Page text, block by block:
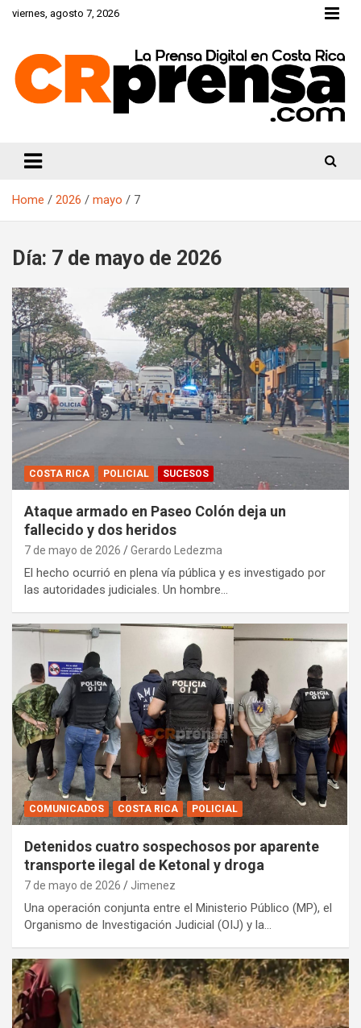
Skipviernes, agosto 7, 2026
Home 2026 mayo 7
Día: 7 de mayo de 2026
COSTA RICA POLICIAL SUCESOS
Ataque armado en Paseo Colón deja un
fallecido y dos heridos
7 de mayo de 2026 Gerardo Ledezma
El hecho ocurrió en plena vía pública y es investigado por
las autoridades judiciales. Un hombre…
COMUNICADOS COSTA RICA POLICIAL
Detenidos cuatro sospechosos por aparente
transporte ilegal de Ketonal y droga
7 de mayo de 2026 Jimenez
Una operación conjunta entre el Ministerio Público (MP), el
Organismo de Investigación Judicial (OIJ) y la…